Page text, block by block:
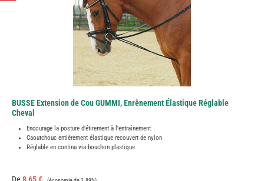
BUSSE Extension de Cou GUMMI, Enrênement Élastique Réglable
Cheval
Encourage la posture d'étirement à l'entraînement
Caoutchouc entièrement élastique recouvert de nylon
Réglable en continu via bouchon plastique
Prix régulier :